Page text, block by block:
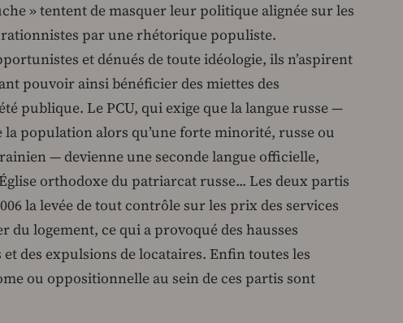
» tentent de masquer leur politique alignée sur les
par une rhétorique populiste.
et dénués de toute idéologie, ils n’aspirent
pouvoir ainsi bénéficier des miettes des
publique. Le PCU, qui exige que la langue russe —
population alors qu’une forte minorité, russe ou
— devienne une seconde langue officielle,
orthodoxe du patriarcat russe... Les deux partis
la levée de tout contrôle sur les prix des services
logement, ce qui a provoqué des hausses
des expulsions de locataires. Enfin toutes les
ou oppositionnelle au sein de ces partis sont